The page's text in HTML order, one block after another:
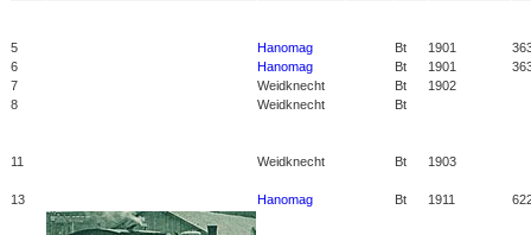
5 Hanomag Bt 1901
6
Hanomag Bt 1901
7
Weidknecht Bt
1902
8
Weidknecht Bt
11 Weidknecht Bt 1903
13 Hanomag Bt 1911